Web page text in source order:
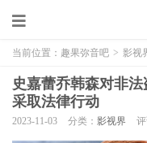
当前位置： 趣果弥音吧 > 影视
史嘉蕾乔韩森对非
采取法律行动
2023-11-03 分类： 影视界